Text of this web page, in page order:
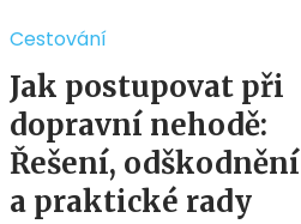
Cestování
Jak postupovat při
dopravní nehodě:
Řešení, odškodnění
a praktické rady